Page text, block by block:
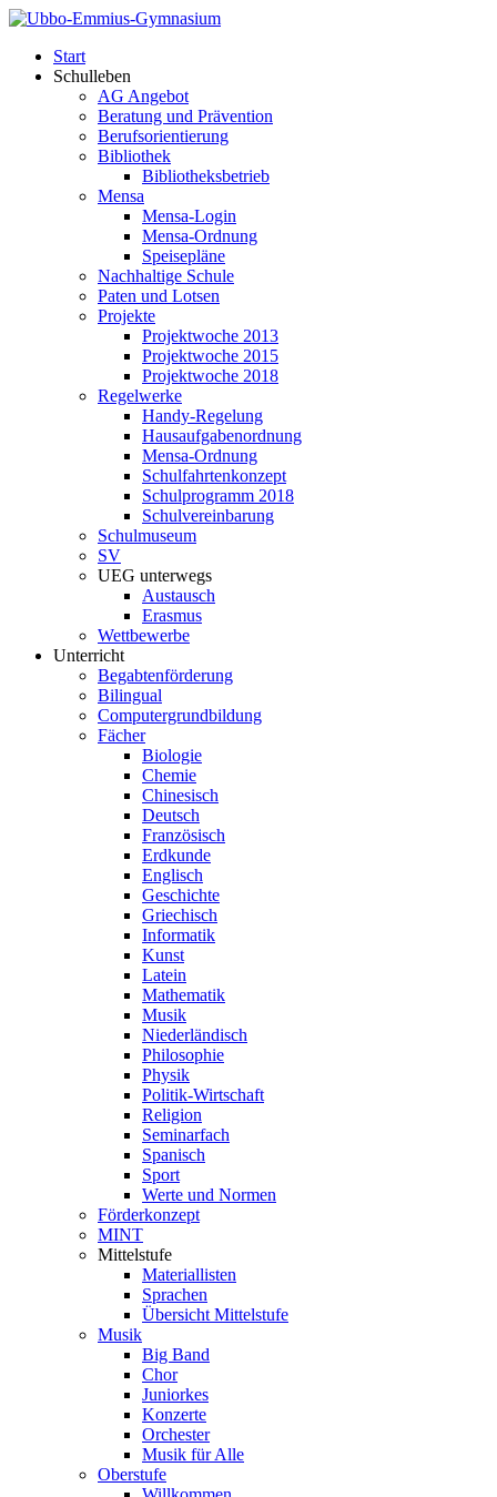
Start
Schulleben
AG Angebot
Beratung und Prävention
Berufsorientierung
Bibliothek
Bibliotheksbetrieb
Mensa
Mensa-Login
Mensa-Ordnung
Speisepläne
Nachhaltige Schule
Paten und Lotsen
Projekte
Projektwoche 2013
Projektwoche 2015
Projektwoche 2018
Regelwerke
Handy-Regelung
Hausaufgabenordnung
Mensa-Ordnung
Schulfahrtenkonzept
Schulprogramm 2018
Schulvereinbarung
Schulmuseum
SV
UEG unterwegs
Austausch
Erasmus
Wettbewerbe
Unterricht
Begabtenförderung
Bilingual
Computergrundbildung
Fächer
Biologie
Chemie
Chinesisch
Deutsch
Französisch
Erdkunde
Englisch
Geschichte
Griechisch
Informatik
Kunst
Latein
Mathematik
Musik
Niederländisch
Philosophie
Physik
Politik-Wirtschaft
Religion
Seminarfach
Spanisch
Sport
Werte und Normen
Förderkonzept
MINT
Mittelstufe
Materiallisten
Sprachen
Übersicht Mittelstufe
Musik
Big Band
Chor
Juniorkes
Konzerte
Orchester
Musik für Alle
Oberstufe